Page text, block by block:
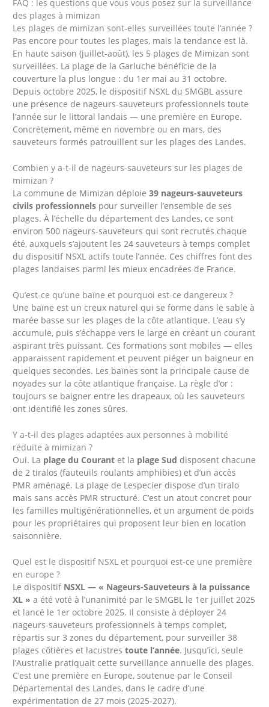
FAQ : les questions que vous vous posez sur la surveillance
des plages à mimizan
Les plages de mimizan sont-elles surveillées toute l’année ?
Pas encore pour toutes les plages, mais la tendance est là.
En haute saison (juillet-août), les 5 plages de Mimizan sont
surveillées. La plage de la Garluche bénéficie de la
couverture la plus longue : du 1er mai au 31 octobre.
Depuis octobre 2025, le dispositif NSXL du SMGBL assure
une présence de nageurs-sauveteurs professionnels toute
l’année sur le littoral landais — une première en Europe.
Concrètement, même en novembre ou en mars, des
sauveteurs formés patrouillent sur les plages des Landes.
Combien y a-t-il de nageurs-sauveteurs sur les plages de
mimizan ?
La commune de Mimizan déploie39 nageurs-sauveteurs
civils professionnels pour surveiller l’ensemble de ses
plages. À l’échelle du département des Landes, ce sont
environ 500 nageurs-sauveteurs qui sont recrutés chaque
été, auxquels s’ajoutent les 24 sauveteurs à temps complet
du dispositif NSXL actifs toute l’année. Ces chiffres font des
plages landaises parmi les mieux encadrées de France.
Qu’est-ce qu’une baïne et pourquoi est-ce dangereux ?
Une baïne est un creux naturel qui se forme dans le sable à
marée basse sur les plages de la côte atlantique. L’eau s’y
accumule, puis s’échappe vers le large en créant un courant
aspirant très puissant. Ces formations sont mobiles — elles
apparaissent rapidement et peuvent piéger un baigneur en
quelques secondes. Les baïnes sont la principale cause de
noyades sur la côte atlantique française. La règle d’or :
toujours se baigner entre les drapeaux, où les sauveteurs
ont identifié les zones sûres.
Y a-t-il des plages adaptées aux personnes à mobilité
réduite à mimizan ?
Oui. La plage du Courant et la plage Sud disposent chacune
de 2 tiralos (fauteuils roulants amphibies) et d’un accès
PMR aménagé. La plage de Lespecier dispose d’un tiralo
mais sans accès PMR structuré. C’est un atout concret pour
les familles multigénérationnelles, et un argument de poids
pour les propriétaires qui proposent leur bien en location
saisonnière.
Quel est le dispositif NSXL et pourquoi est-ce une première
en europe ?
Le dispositif NSXL — « Nageurs-Sauveteurs à la puissance
XL » a été voté à l’unanimité par le SMGBL le 1er juillet 2025
et lancé le 1er octobre 2025. Il consiste à déployer 24
nageurs-sauveteurs professionnels à temps complet,
répartis sur 3 zones du département, pour surveiller 38
plages côtières et lacustrestoute l’année. Jusqu’ici, seule
l’Australie pratiquait cette surveillance annuelle des plages.
C’est une première en Europe, soutenue par le Conseil
Départemental des Landes, dans le cadre d’une
expérimentation de 27 mois (2025-2027).